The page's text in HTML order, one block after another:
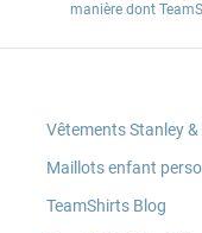
manière dont
Vêtements Stanley &
Maillots enfant
TeamShirts Blog